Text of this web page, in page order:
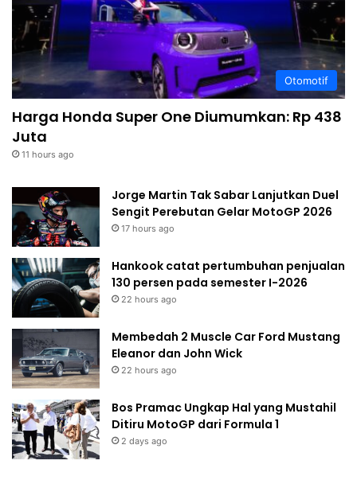
Otomotif
Harga Honda Super One Diumumkan: Rp 438
Juta
11 hours ago
Jorge Martin Tak Sabar Lanjutkan Duel
Sengit Perebutan Gelar MotoGP 2026
17 hours ago
Hankook catat pertumbuhan penjualan
130 persen pada semester I-2026
22 hours ago
Membedah 2 Muscle Car Ford Mustang
Eleanor dan John Wick
22 hours ago
Bos Pramac Ungkap Hal yang Mustahil
Ditiru MotoGP dari Formula 1
2 days ago